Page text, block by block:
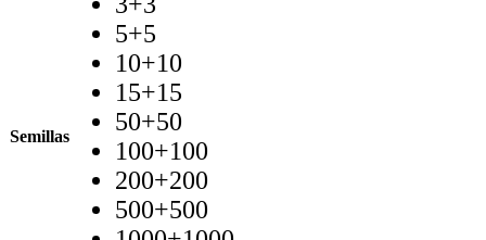
Semillas
5+5
10+10
15+15
50+50
100+100
200+200
500+500